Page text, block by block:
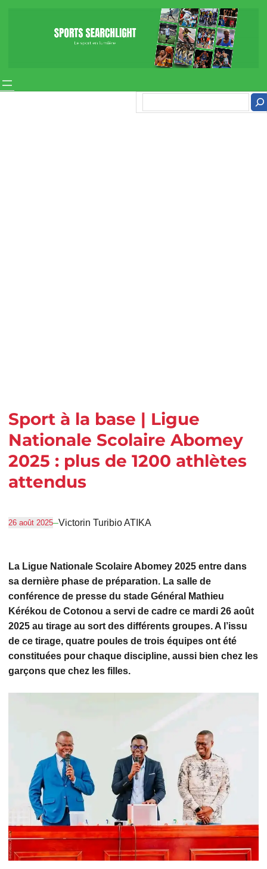
Sport à la base | Ligue
Nationale Scolaire Abomey
2025 : plus de 1200 athlètes
attendus
26 août 2025–Victorin Turibio ATIKA
La Ligue Nationale Scolaire Abomey 2025 entre dans
sa dernière phase de préparation. La salle de
conférence de presse du stade Général Mathieu
Kérékou de Cotonou a servi de cadre ce mardi 26 août
2025 au tirage au sort des différents groupes. A l’issu
de ce tirage, quatre poules de trois équipes ont été
constituées pour chaque discipline, aussi bien chez les
garçons que chez les filles.